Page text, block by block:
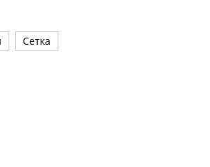
Сетка